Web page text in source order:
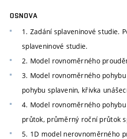
OSNOVA
1. Zadání splaveninové studie.
splaveninové studie.
2. Model rovnoměrného
3. Model rovnoměrného
pohybu splavenin, křivka
4. Model rovnoměrného
průtok, průměrný roční průtok
5. 1D model nerovnoměrného